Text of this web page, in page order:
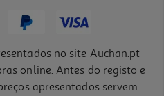
no site Auchan.pt
online. Antes do registo e
apresentados servem